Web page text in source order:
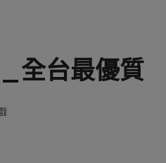
全台最優質